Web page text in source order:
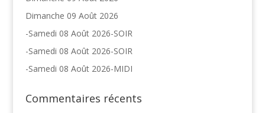
Dimanche 09 Août 2026
-Samedi 08 Août 2026-SOIR
-Samedi 08 Août 2026-SOIR
-Samedi 08 Août 2026-MIDI
Commentaires récents